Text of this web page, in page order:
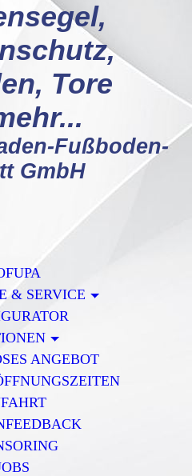
Tore
Fußboden-
GmbH
& SERVICE
ANGEBOT